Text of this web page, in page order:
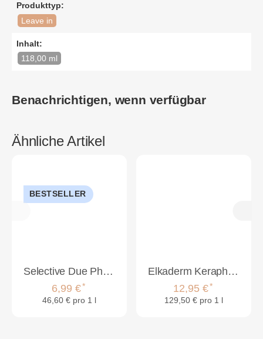
Produkttyp:
Leave in
Inhalt:
118,00 ml
Benachrichtigen, wenn verfügbar
Ähnliche Artikel
BESTSELLER
Selective Due Phasette Spray 150ml
6,99 €*
46,60 € pro 1 l
Elkaderm Keraphlex Ice Blond 2-Phasen Kur 100ml
12,95 €*
129,50 € pro 1 l